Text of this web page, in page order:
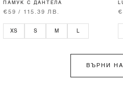
ПАМУК С ДАНТЕЛА
€59 / 115.39 ЛВ.
XS S M
ВЪРНИ